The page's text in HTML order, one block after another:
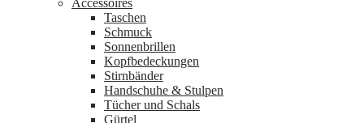
Accessoires
Taschen
Schmuck
Sonnenbrillen
Kopfbedeckungen
Stirnbänder
Handschuhe & Stulpen
Tücher und Schals
Gürtel